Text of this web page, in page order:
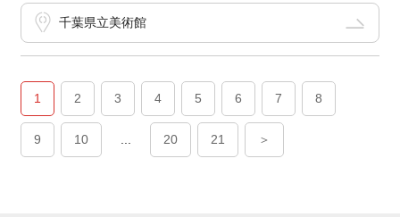
千葉県立美術館
1 2 3 4 5 6 7 8
9 10 20 21 ＞